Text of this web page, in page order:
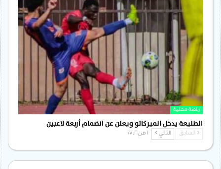
رياضة محلية
الطليعة يدخل الميركاتو ويعلن عن انضمام أربعة لاعبين
السابق التالي